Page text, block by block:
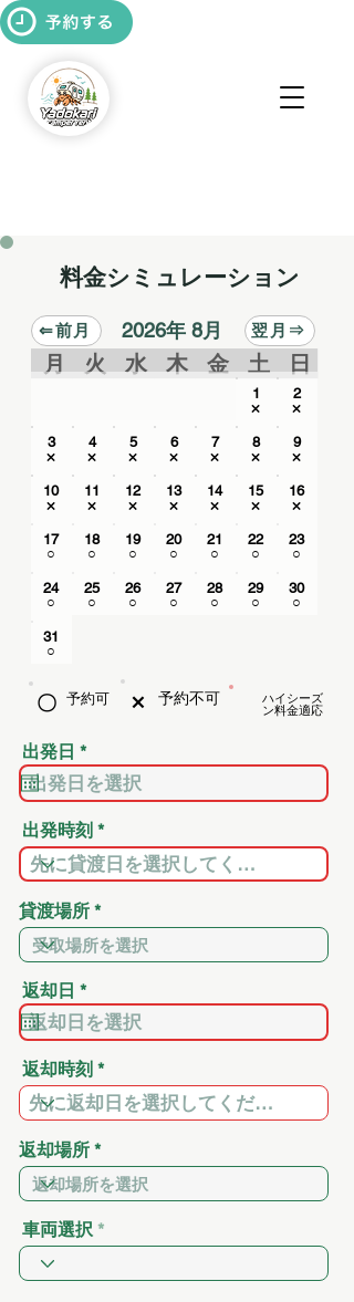
料金シミュレーション
⇐前月 2026年 8月 翌月⇒
月 火 水 木 金 土 日
3
×
10
×
17
○
24
○
31
○
4
×
11
×
18
○
25
○
5
×
12
×
19
○
26
○
6
×
13
×
20
○
27
○
7
×
14
×
21
○
28
○
1
×
8
×
15
×
22
○
29
○
2
×
9
×
16
×
23
○
30
○
〇 ​予約可 × ​予約不可 ハイシーズ
ン料金適応
貸渡場所
返却場所
出発日 *r
e
q
u
i
r
e
d
出発時刻
返却日 *r
e
q
u
i
r
e
d
返却時刻
車両選択